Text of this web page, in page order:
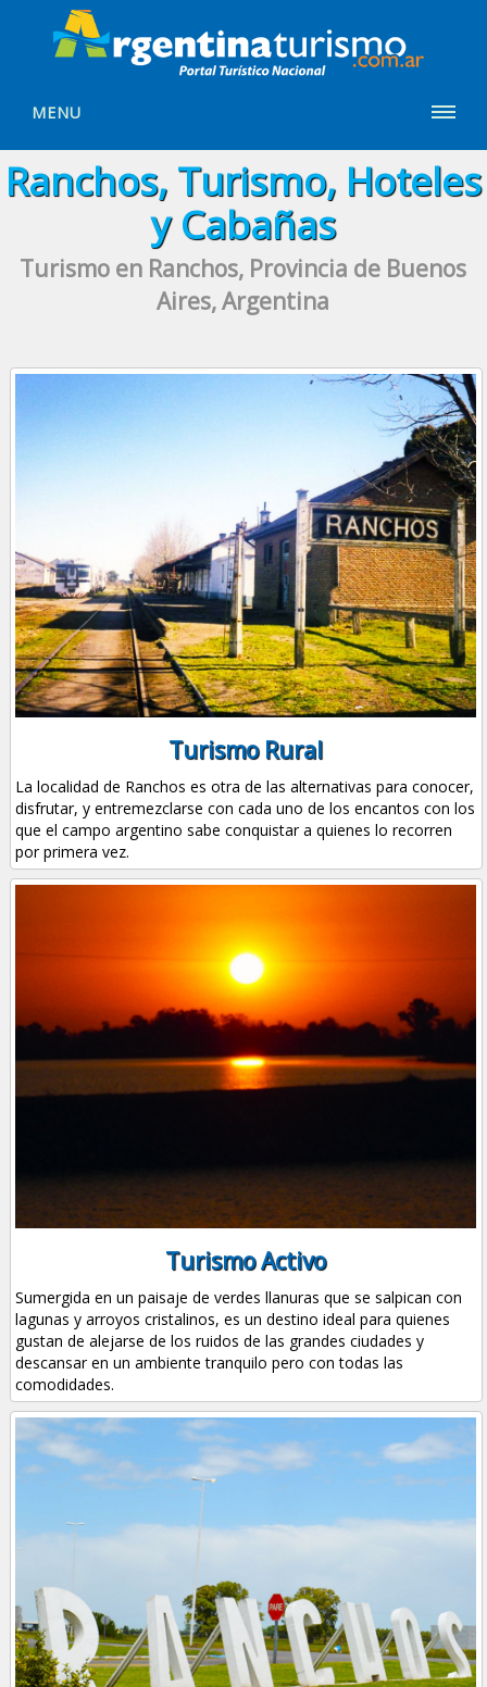
MENU
Ranchos, Turismo, Hoteles
y Cabañas
Turismo en Ranchos, Provincia de Buenos
Aires, Argentina
Turismo Rural
La localidad de Ranchos es otra de las alternativas para conocer,
disfrutar, y entremezclarse con cada uno de los encantos con los
que el campo argentino sabe conquistar a quienes lo recorren
por primera vez.
Turismo Activo
Sumergida en un paisaje de verdes llanuras que se salpican con
lagunas y arroyos cristalinos, es un destino ideal para quienes
gustan de alejarse de los ruidos de las grandes ciudades y
descansar en un ambiente tranquilo pero con todas las
comodidades.